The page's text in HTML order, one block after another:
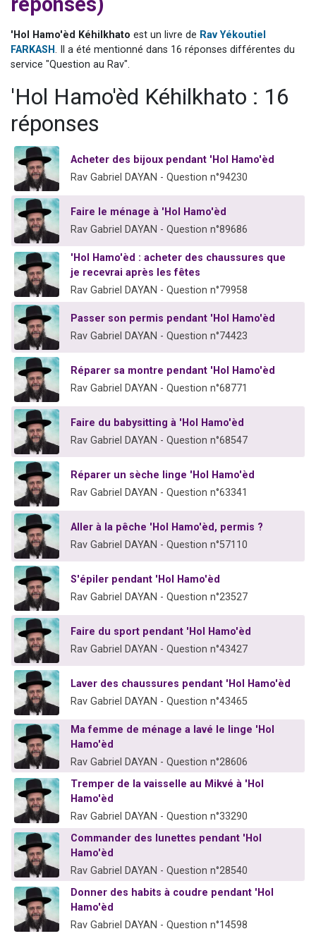
Il reste 49 places pour étudier en groupe sur Zoom
2 personnes viennent de nous rejoindre sur WhatsApp
'Hol Hamo'èd Kéhilkhato est un livre de Rav Yékoutiel
FARKASH. Il a été mentionné dans 16 réponses différentes du
service "Question au Rav".
'Hol Hamo'èd Kéhilkhato : 16
réponses
Acheter des bijoux pendant 'Hol Hamo'èd
Rav Gabriel DAYAN - Question n°94230
Faire le ménage à 'Hol Hamo'èd
Rav Gabriel DAYAN - Question n°89686
'Hol Hamo'èd : acheter des chaussures que
je recevrai après les fêtes
Rav Gabriel DAYAN - Question n°79958
Passer son permis pendant 'Hol Hamo'èd
Rav Gabriel DAYAN - Question n°74423
Réparer sa montre pendant 'Hol Hamo'èd
Rav Gabriel DAYAN - Question n°68771
Faire du babysitting à 'Hol Hamo'èd
Rav Gabriel DAYAN - Question n°68547
Réparer un sèche linge 'Hol Hamo'èd
Rav Gabriel DAYAN - Question n°63341
Aller à la pêche 'Hol Hamo'èd, permis ?
Rav Gabriel DAYAN - Question n°57110
S'épiler pendant 'Hol Hamo'èd
Rav Gabriel DAYAN - Question n°23527
Faire du sport pendant 'Hol Hamo'èd
Rav Gabriel DAYAN - Question n°43427
Laver des chaussures pendant 'Hol Hamo'èd
Rav Gabriel DAYAN - Question n°43465
Ma femme de ménage a lavé le linge 'Hol
Hamo'èd
Rav Gabriel DAYAN - Question n°28606
Tremper de la vaisselle au Mikvé à 'Hol
Hamo'èd
Rav Gabriel DAYAN - Question n°33290
Commander des lunettes pendant 'Hol
Hamo'èd
Rav Gabriel DAYAN - Question n°28540
Donner des habits à coudre pendant 'Hol
Hamo'èd
Rav Gabriel DAYAN - Question n°14598